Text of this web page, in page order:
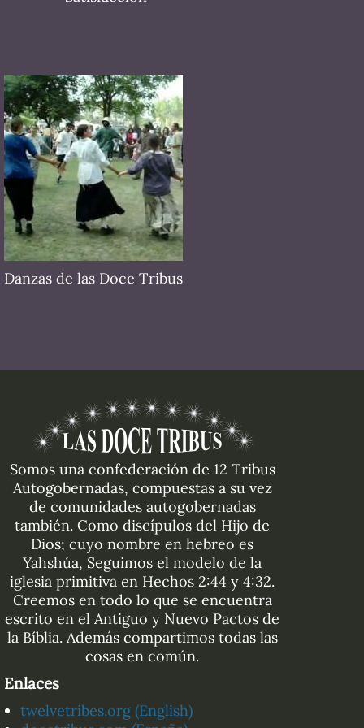
Danzas de las Doce Tribus
Somos una confederación de 12 Tribus
Autogobernadas, compuestas a su vez
de comunidades autogobernadas
también. Como discípulos del Hijo de
Dios; cuyo nombre en hebreo es
Yahshúa, Seguimos el modelo de la
iglesia primitiva en Hechos 2:44 y 4:32.
Creemos en todo lo que se encuentra
escrito en el Antiguo y Nuevo Pactos de
la Bíblia. Además compartimos todas las
cosas en común.
Enlaces
twelvetribes.org (English)